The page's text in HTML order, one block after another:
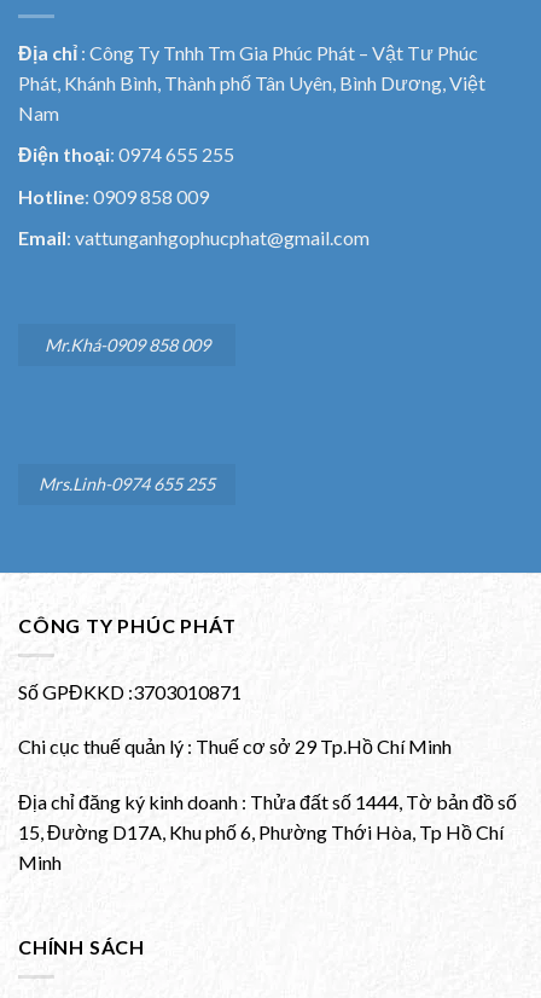
Địa chỉ : Công Ty Tnhh Tm Gia Phúc Phát – Vật Tư Phúc
Phát, Khánh Bình, Thành phố Tân Uyên, Bình Dương, Việt
Nam
Điện thoại: 0974 655 255
Hotline: 0909 858 009
Email: vattunganhgophucphat@gmail.com
Mr.Khá-0909 858 009
Mrs.Linh-0974 655 255
CÔNG TY PHÚC PHÁT
Số GPĐKKD :3703010871
Chi cục thuế quản lý : Thuế cơ sở 29 Tp.Hồ Chí Minh
Địa chỉ đăng ký kinh doanh : Thửa đất số 1444, Tờ bản đồ số
15, Đường D17A, Khu phố 6, Phường Thới Hòa, Tp Hồ Chí
Minh
CHÍNH SÁCH